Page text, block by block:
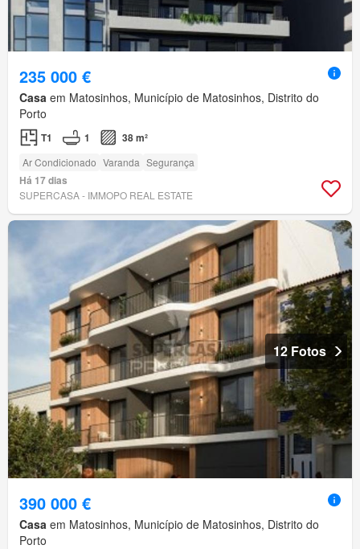
235 000 €
Casa em Matosinhos, Município de Matosinhos, Distrito do
Porto
T1 1 38 m²
Ar Condicionado Varanda Segurança
Há 17 dias
SUPERCASA - IMMOPO REAL ESTATE
12 Fotos
390 000 €
Casa em Matosinhos, Município de Matosinhos, Distrito do
Porto